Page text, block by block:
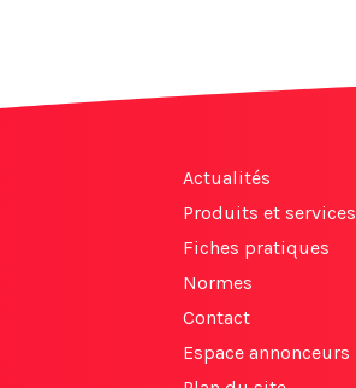
Actualités
Produits et services
Fiches pratiques
Normes
Contact
Espace annonceurs